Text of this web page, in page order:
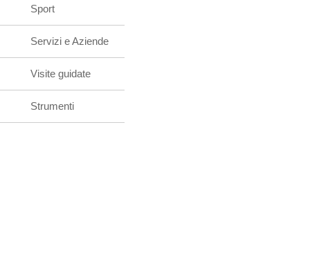
Sport
Servizi e Aziende
Visite guidate
Strumenti